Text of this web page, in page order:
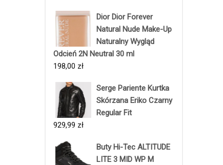
Dior Dior Forever
Natural Nude Make-Up
Naturalny Wygląd
Odcień 2N Neutral 30 ml
198,00 zł
Serge Pariente Kurtka
Skórzana Eriko Czarny
Regular Fit
929,99 zł
Buty Hi-Tec ALTITUDE
LITE 3 MID WP M